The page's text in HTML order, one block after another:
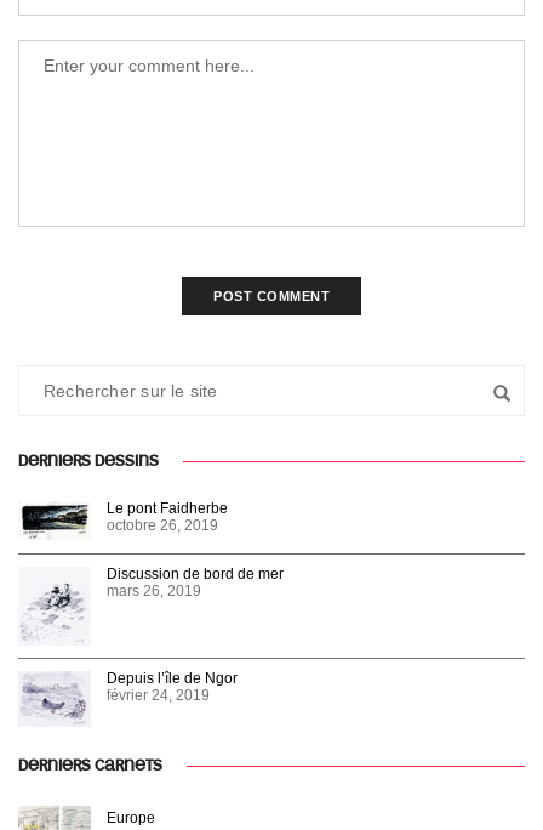
DERNIERS DESSINS
Le pont Faidherbe
octobre 26, 2019
Discussion de bord de mer
mars 26, 2019
Depuis l’île de Ngor
février 24, 2019
DERNIERS CARNETS
Europe